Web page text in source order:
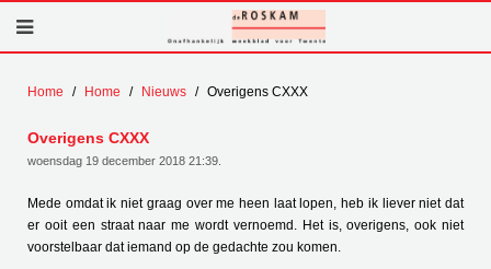
Home Home Nieuws Overigens CXXX
Overigens CXXX
woensdag 19 december 2018 21:39
Mede omdat ik niet graag over me heen laat lopen, heb ik liever niet dat
er ooit een straat naar me wordt vernoemd. Het is, overigens, ook niet
voorstelbaar dat iemand op de gedachte zou komen.